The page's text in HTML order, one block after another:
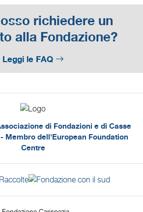
richiedere un
alla Fondazione?
Leggi le FAQ
di Fondazioni e di Casse
Membro dell'European Foundation
Centre